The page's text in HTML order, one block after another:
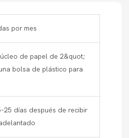
por mes
de papel de 2&quot;
bolsa de plástico para
25 días después de recibir